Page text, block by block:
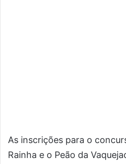
As inscrições para o
Rainha e o Peão da